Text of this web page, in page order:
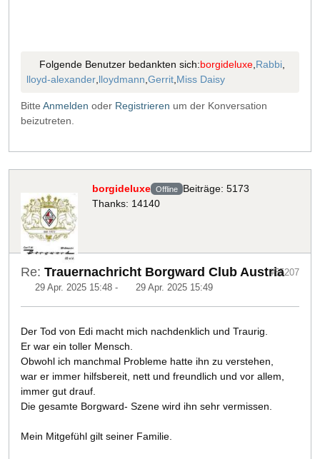
Folgende Benutzer bedankten sich:borgideluxe, Rabbi,
lloyd-alexander lloydmann Gerrit Miss Daisy
Bitte Anmelden oder Registrieren um der Konversation
beizutreten.
borgideluxe Offline Beiträge: 5173
Thanks: 14140
Re: Trauernachricht Borgward Club Austria
29 Apr. 2025 15:48 - 29 Apr. 2025 15:49
#55207
Der Tod von Edi macht mich nachdenklich und Traurig.
Er war ein toller Mensch.
Obwohl ich manchmal Probleme hatte ihn zu verstehen,
war er immer hilfsbereit, nett und freundlich und vor allem,
immer gut drauf.
Die gesamte Borgward- Szene wird ihn sehr vermissen.
Mein Mitgefühl gilt seiner Familie.